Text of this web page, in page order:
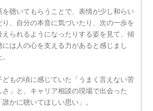
を聴いてもらうことで、表情が少し和らい
り、自分の本音に気づいたり、次の一歩を
えられるようになったりする姿を見て、傾
には人の心を支える力があると感じまし
どもの頃に感じていた「うまく言えない苦
さ」と、キャリア相談の現場で出会った
「誰かに聴いてほしい思い」。